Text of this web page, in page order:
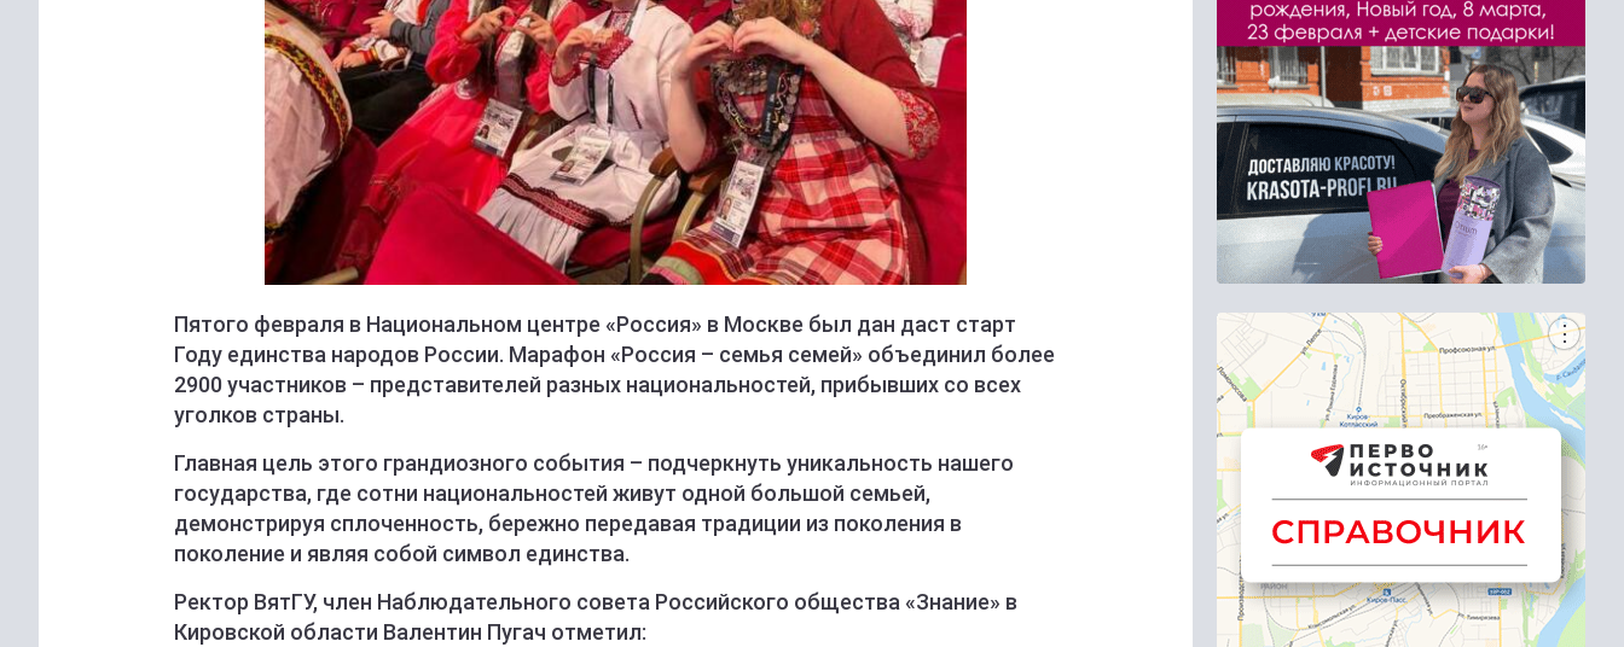
Пятого февраля в Национальном центре «Россия» в Москве был дан даст старт
Году единства народов России. Марафон «Россия – семья семей» объединил более
2900 участников – представителей разных национальностей, прибывших со всех
уголков страны.
Главная цель этого грандиозного события – подчеркнуть уникальность нашего
государства, где сотни национальностей живут одной большой семьей,
демонстрируя сплоченность, бережно передавая традиции из поколения в
поколение и являя собой символ единства.
Ректор ВятГУ, член Наблюдательного совета Российского общества «Знание» в
Кировской области Валентин Пугач отметил: